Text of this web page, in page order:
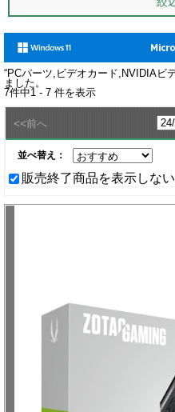
“PCパーツ,ビデオカード,NVIDIAビ
ました。
7件中1 - 7 件を表示
<<前へ
並べ替え：
販売終了商品を表示しない